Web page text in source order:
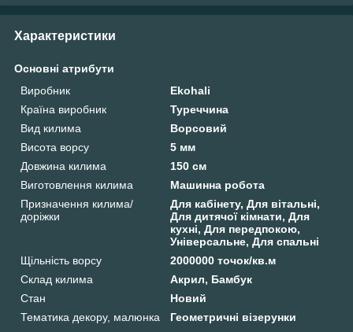
Характеристики
Основні атрибути
Виробник
Ekohali
Країна виробник
Туреччина
Вид килима
Ворсовий
Висота ворсу
5 мм
Довжина килима
150 см
Виготовлення килима
Машинна робота
Призначення килима/
доріжки
Для кабінету, Для вітальні,
Для дитячої кімнати, Для
кухні, Для передпокою,
Універсальне, Для спальні
Щільність ворсу
2000000 точок/кв.м
Склад килима
Акрил, Бамбук
Стан
Новий
Тематика декору, малюнка
Геометричні візерунки